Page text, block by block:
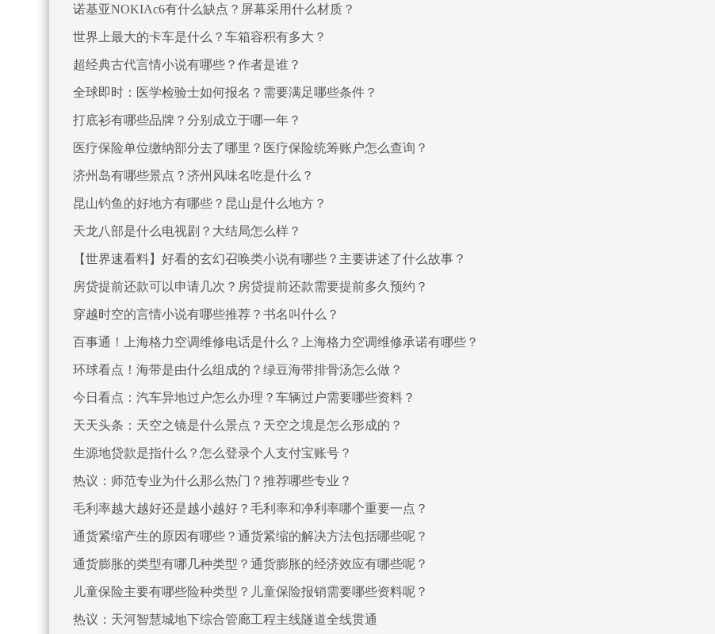
诺基亚NOKIAc6有什么缺点？屏幕采用什么材质？
世界上最大的卡车是什么？车箱容积有多大？
超经典古代言情小说有哪些？作者是谁？
全球即时：医学检验士如何报名？需要满足哪些条件？
打底衫有哪些品牌？分别成立于哪一年？
医疗保险单位缴纳部分去了哪里？医疗保险统筹账户怎么查询？
济州岛有哪些景点？济州风味名吃是什么？
昆山钓鱼的好地方有哪些？昆山是什么地方？
天龙八部是什么电视剧？大结局怎么样？
【世界速看料】好看的玄幻召唤类小说有哪些？主要讲述了什么故事？
房贷提前还款可以申请几次？房贷提前还款需要提前多久预约？
穿越时空的言情小说有哪些推荐？书名叫什么？
百事通！上海格力空调维修电话是什么？上海格力空调维修承诺有哪些？
环球看点！海带是由什么组成的？绿豆海带排骨汤怎么做？
今日看点：汽车异地过户怎么办理？车辆过户需要哪些资料？
天天头条：天空之镜是什么景点？天空之境是怎么形成的？
生源地贷款是指什么？怎么登录个人支付宝账号？
热议：师范专业为什么那么热门？推荐哪些专业？
毛利率越大越好还是越小越好？毛利率和净利率哪个重要一点？
通货紧缩产生的原因有哪些？通货紧缩的解决方法包括哪些呢？
通货膨胀的类型有哪几种类型？通货膨胀的经济效应有哪些呢？
儿童保险主要有哪些险种类型？儿童保险报销需要哪些资料呢？
热议：天河智慧城地下综合管廊工程主线隧道全线贯通